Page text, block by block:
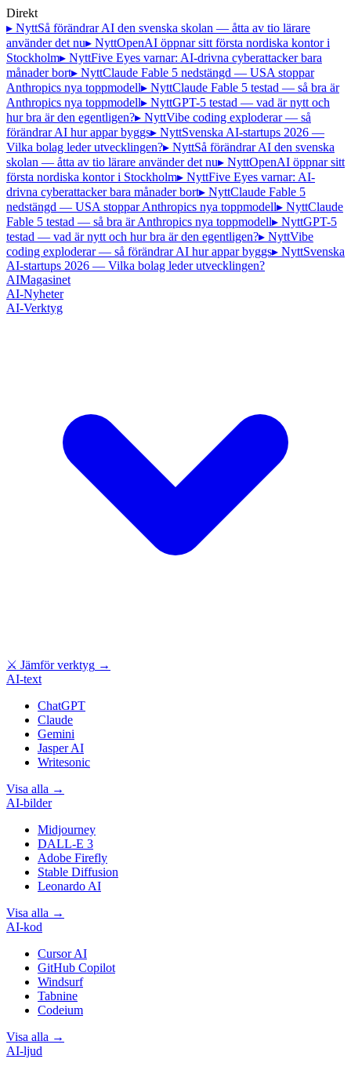
Direkt
▸ NyttSå förändrar AI den svenska skolan — åtta av tio lärare
använder det nu▸ NyttOpenAI öppnar sitt första nordiska kontor i
Stockholm▸ NyttFive Eyes varnar: AI-drivna cyberattacker bara
månader bort▸ NyttClaude Fable 5 nedstängd — USA stoppar
Anthropics nya toppmodell▸ NyttClaude Fable 5 testad — så bra är
Anthropics nya toppmodell▸ NyttGPT-5 testad — vad är nytt och
hur bra är den egentligen?▸ NyttVibe coding exploderar — så
förändrar AI hur appar byggs▸ NyttSvenska AI-startups 2026 —
Vilka bolag leder utvecklingen?▸ NyttSå förändrar AI den svenska
skolan — åtta av tio lärare använder det nu▸ NyttOpenAI öppnar sitt
första nordiska kontor i Stockholm▸ NyttFive Eyes varnar: AI-
drivna cyberattacker bara månader bort▸ NyttClaude Fable 5
nedstängd — USA stoppar Anthropics nya toppmodell▸ NyttClaude
Fable 5 testad — så bra är Anthropics nya toppmodell▸ NyttGPT-5
testad — vad är nytt och hur bra är den egentligen?▸ NyttVibe
coding exploderar — så förändrar AI hur appar byggs▸ NyttSvenska
AI-startups 2026 — Vilka bolag leder utvecklingen?
AIMagasinet
AI-Nyheter
AI-Verktyg
⚔ Jämför verktyg →
AI-text
ChatGPT
Claude
Gemini
Jasper AI
Writesonic
Visa alla →
AI-bilder
Midjourney
DALL-E 3
Adobe Firefly
Stable Diffusion
Leonardo AI
Visa alla →
AI-kod
Cursor AI
GitHub Copilot
Windsurf
Tabnine
Codeium
Visa alla →
AI-ljud